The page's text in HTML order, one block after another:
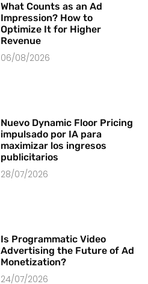
What Counts as an Ad
Impression? How to
Optimize It for Higher
Revenue
06/08/2026
Nuevo Dynamic Floor Pricing
impulsado por IA para
maximizar los ingresos
publicitarios
28/07/2026
Is Programmatic Video
Advertising the Future of Ad
Monetization?
24/07/2026